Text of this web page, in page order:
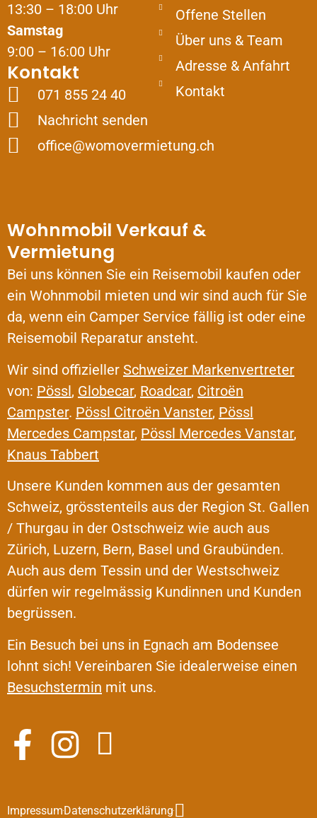
13:30 – 18:00 Uhr
Samstag
9:00 – 16:00 Uhr
Kontakt
071 855 24 40
Nachricht senden
office@womovermietung.ch
Offene Stellen
Über uns & Team
Adresse & Anfahrt
Kontakt
Wohnmobil Verkauf &
Vermietung
Bei uns können Sie ein Reisemobil kaufen oder
ein Wohnmobil mieten und wir sind auch für Sie
da, wenn ein Camper Service fällig ist oder eine
Reisemobil Reparatur ansteht.
Wir sind offizieller Schweizer Markenvertreter
von: Pössl, Globecar, Roadcar, Citroën
Campster. Pössl Citroën Vanster, Pössl
Mercedes Campstar, Pössl Mercedes Vanstar,
Knaus Tabbert
Unsere Kunden kommen aus der gesamten
Schweiz, grösstenteils aus der Region St. Gallen
/ Thurgau in der Ostschweiz wie auch aus
Zürich, Luzern, Bern, Basel und Graubünden.
Auch aus dem Tessin und der Westschweiz
dürfen wir regelmässig Kundinnen und Kunden
begrüssen.
Ein Besuch bei uns in Egnach am Bodensee
lohnt sich! Vereinbaren Sie idealerweise einen
Besuchstermin mit uns.
Impressum Datenschutzerklärung